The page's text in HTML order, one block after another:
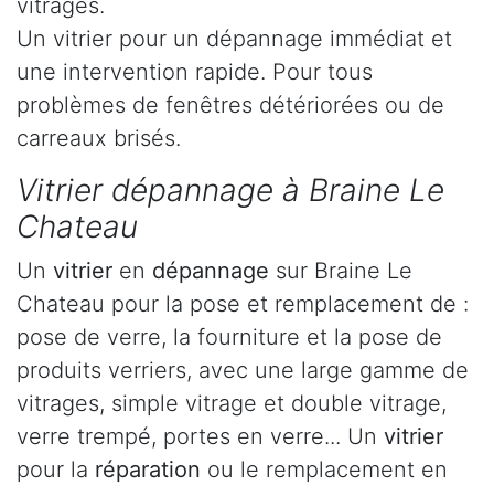
vitrages.
Un vitrier pour un dépannage immédiat et
une intervention rapide. Pour tous
problèmes de fenêtres détériorées ou de
carreaux brisés.
Vitrier dépannage à Braine Le
Chateau
Un vitrier en dépannage sur Braine Le
Chateau pour la pose et remplacement de :
pose de verre, la fourniture et la pose de
produits verriers, avec une large gamme de
vitrages, simple vitrage et double vitrage,
verre trempé, portes en verre... Un vitrier
pour la réparation ou le remplacement en